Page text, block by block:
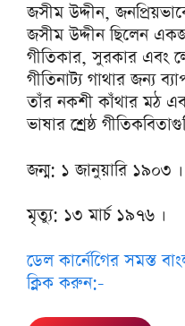
জসীম উদ্দীন,
জসীম উদ্দীন ছিলেন
গীতিকার, সুরকার এবং
গীতিনাট্য গাথার জন্য
তাঁর নকশী কাঁথার মঠ
ভাষার শ্রেষ্ঠ
জন্ম: ১ জানুয়ারি ১৯০৩ ।
মৃত্যু: ১৩ মার্চ ১৯৭৬ ।
ডেল কার্নেগিের সমস্ত
ক্লিক করুন:-